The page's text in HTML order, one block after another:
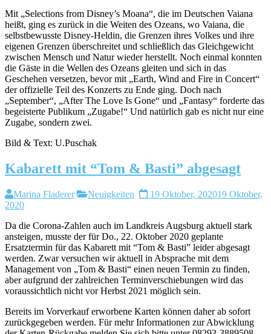
Mit „Selections from Disney’s Moana“, die im Deutschen Vaiana
heißt, ging es zurück in die Weiten des Ozeans, wo Vaiana, die
selbstbewusste Disney-Heldin, die Grenzen ihres Volkes und ihre
eigenen Grenzen überschreitet und schließlich das Gleichgewicht
zwischen Mensch und Natur wieder herstellt. Noch einmal konnten
die Gäste in die Wellen des Ozeans gleiten und sich in das
Geschehen versetzen, bevor mit „Earth, Wind and Fire in Concert“
der offizielle Teil des Konzerts zu Ende ging. Doch nach
„September“, „After The Love Is Gone“ und „Fantasy“ forderte das
begeisterte Publikum „Zugabe!“ Und natürlich gab es nicht nur eine
Zugabe, sondern zwei.
Bild & Text: U.Puschak
Kabarett mit “Tom & Basti” abgesagt
Marina Fladerer Neuigkeiten 19 Oktober, 202019 Oktober,
2020
Da die Corona-Zahlen auch im Landkreis Augsburg aktuell stark
ansteigen, musste der für Do., 22. Oktober 2020 geplante
Ersatztermin für das Kabarett mit “Tom & Basti” leider abgesagt
werden. Zwar versuchen wir aktuell in Absprache mit dem
Management von „Tom & Basti“ einen neuen Termin zu finden,
aber aufgrund der zahlreichen Terminverschiebungen wird das
voraussichtlich nicht vor Herbst 2021 möglich sein.
Bereits im Vorverkauf erworbene Karten können daher ab sofort
zurückgegeben werden. Für mehr Informationen zur Abwicklung